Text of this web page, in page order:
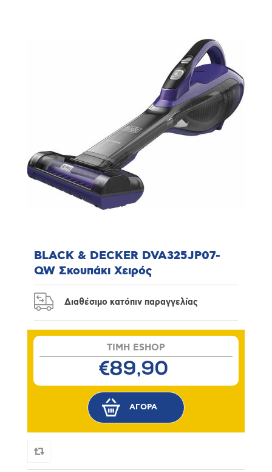
BLACK & DECKER DVA325JP07-
QW Σκουπάκι Χειρός
Διαθέσιμο κατόπιν παραγγελίας
TIMH ESHOP
€89,90